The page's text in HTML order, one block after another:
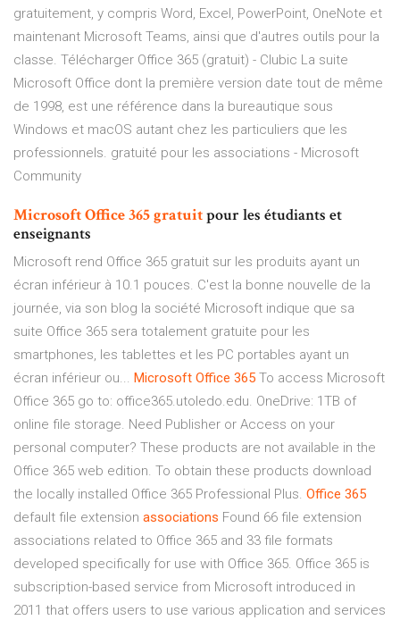
gratuitement, y compris Word, Excel, PowerPoint, OneNote et
maintenant Microsoft Teams, ainsi que d'autres outils pour la
classe. Télécharger Office 365 (gratuit) - Clubic La suite
Microsoft Office dont la première version date tout de même
de 1998, est une référence dans la bureautique sous
Windows et macOS autant chez les particuliers que les
professionnels. gratuité pour les associations - Microsoft
Community
MicrosoftOffice365gratuitpour les étudiants et
enseignants
Microsoft rend Office 365 gratuit sur les produits ayant un
écran inférieur à 10.1 pouces. C'est la bonne nouvelle de la
journée, via son blog la société Microsoft indique que sa
suite Office 365 sera totalement gratuite pour les
smartphones, les tablettes et les PC portables ayant un
écran inférieur ou... Microsoft Office 365 To access Microsoft
Office 365 go to: office365.utoledo.edu. OneDrive: 1TB of
online file storage. Need Publisher or Access on your
personal computer? These products are not available in the
Office 365 web edition. To obtain these products download
the locally installed Office 365 Professional Plus. Office 365
default file extension associations Found 66 file extension
associations related to Office 365 and 33 file formats
developed specifically for use with Office 365. Office 365 is
subscription-based service from Microsoft introduced in
2011 that offers users to use various application and services